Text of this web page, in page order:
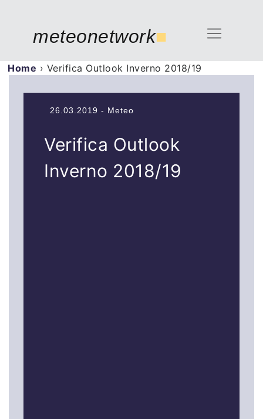
meteonetwork■
Home › Verifica Outlook Inverno 2018/19
26.03.2019 - Meteo
Verifica Outlook
Inverno 2018/19